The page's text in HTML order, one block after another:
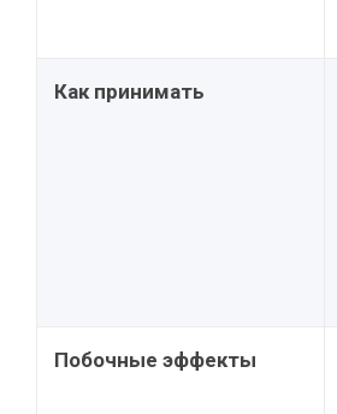
Как принимать
Побочные эффекты